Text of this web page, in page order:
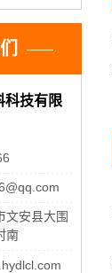
科技有限
文安县大围
南